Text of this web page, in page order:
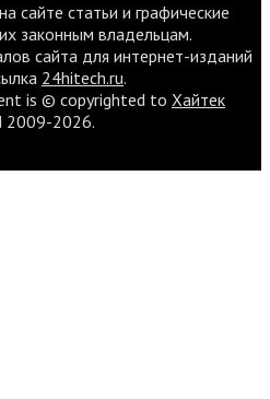
сайте статьи и графические
законным владельцам.
сайта для интернет-изданий
24hitech.ru.
is © copyrighted to Хайтек
2009-2026.